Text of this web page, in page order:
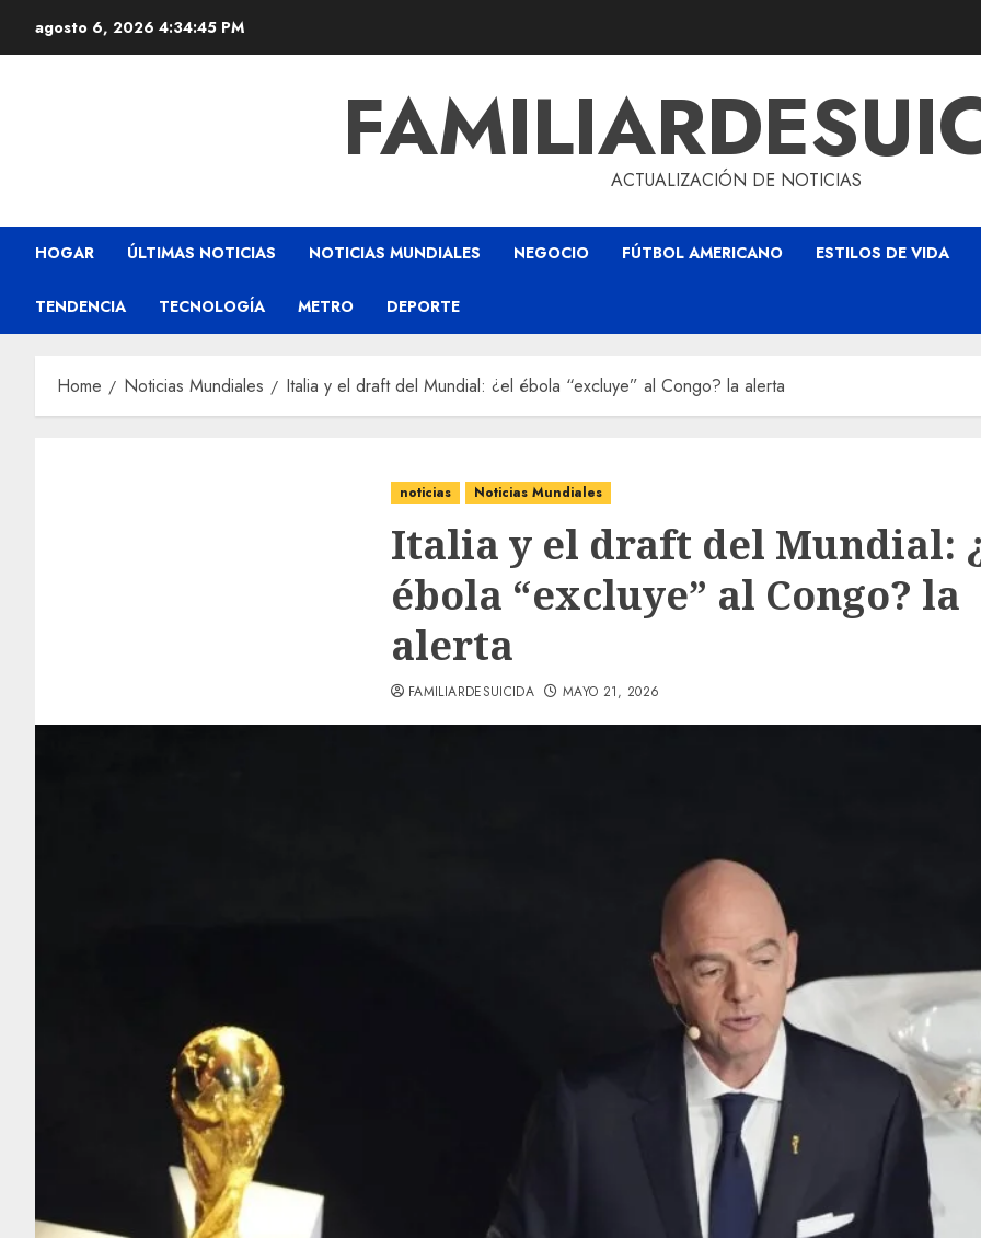
agosto 6, 2026 4:34:46 PM
ACTUALIZACIÓN DE NOTICIAS
HOGAR ÚLTIMAS NOTICIAS NOTICIAS MUNDIALES NEGOCIO FÚTBOL AMERICANO ESTILOS DE VIDA
TENDENCIA TECNOLOGÍA METRO DEPORTE
Home Noticias Mundiales Italia y el draft del Mundial: ¿el ébola “excluye” al Congo? la alerta
noticias Noticias Mundiales
Italia y el draft del Mundial:
ébola “excluye” al Congo? la
alerta
FAMILIARDESUICIDA MAYO 21, 2026